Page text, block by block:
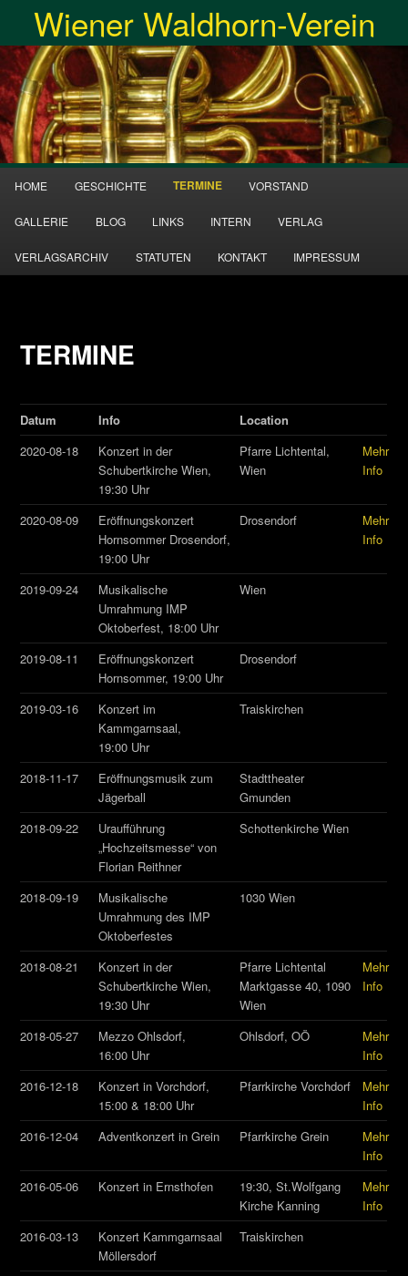
wechseln
Wiener Waldhorn-Verein
HOME GESCHICHTE TERMINE VORSTAND
GALLERIE BLOG LINKS INTERN VERLAG
VERLAGSARCHIV STATUTEN KONTAKT IMPRESSUM
TERMINE
Datum Info
Location
2020-08-18
Konzert in der
Schubertkirche Wien,
19:30 Uhr
Pfarre Lichtental,
Wien
Mehr
Info
2020-08-09
Eröffnungskonzert
Hornsommer Drosendorf,
19:00 Uhr
Drosendorf
Mehr
Info
2019-09-24
Musikalische
Umrahmung IMP
Oktoberfest, 18:00 Uhr
Wien
2019-08-11
Eröffnungskonzert
Hornsommer, 19:00 Uhr
Drosendorf
2019-03-16
Konzert im
Kammgarnsaal,
19:00 Uhr
Traiskirchen
2018-11-17
Eröffnungsmusik zum
Jägerball
Stadttheater
Gmunden
2018-09-22
Uraufführung
„Hochzeitsmesse“ von
Florian Reithner
Schottenkirche Wien
2018-09-19
Musikalische
Umrahmung des IMP
Oktoberfestes
1030 Wien
2018-08-21
Konzert in der
Schubertkirche Wien,
19:30 Uhr
Pfarre Lichtental
Marktgasse 40, 1090
Wien
Mehr
Info
2018-05-27
Mezzo Ohlsdorf,
16:00 Uhr
Ohlsdorf, OÖ
Mehr
Info
2016-12-18
Konzert in Vorchdorf,
15:00 & 18:00 Uhr
Pfarrkirche Vorchdorf
Mehr
Info
2016-12-04
Adventkonzert in Grein Pfarrkirche Grein
Mehr
Info
2016-05-06
Konzert in Ernsthofen
19:30, St.Wolfgang
Kirche Kanning
Mehr
Info
2016-03-13
Konzert Kammgarnsaal
Möllersdorf
Traiskirchen